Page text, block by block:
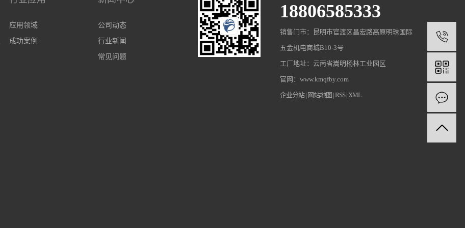
应用领域
成功案例
公司动态
行业新闻
常见问题
18806585333
销售门市：昆明市官渡区昌宏路高原明珠国际
五金机电商城B10-3号
工厂地址：云南省嵩明杨林工业园区
官网：www.kmqfby.com
企业分站| 网站地图 |RSS|XML